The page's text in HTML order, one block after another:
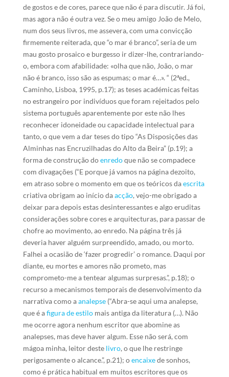
de gostos e de cores, parece que não é para discutir. Já foi,
mas agora não é outra vez. Se o meu amigo João de Melo,
num dos seus livros, me assevera, com uma convicção
firmemente reiterada, que “o mar é branco”, seria de um
mau gosto prosaico e burgesso ir dizer-lhe, contrariando-
o, embora com afabilidade: «olha que não, João, o mar
não é branco, isso são as espumas; o mar é…». “ (2ªed.,
Caminho, Lisboa, 1995, p.17); as teses académicas feitas
no estrangeiro por indivíduos que foram rejeitados pelo
sistema português aparentemente por este não lhes
reconhecer idoneidade ou capacidade intelectual para
tanto, o que vem a dar teses do tipo “As Disposições das
Alminhas nas Encruzilhadas do Alto da Beira” (p.19); a
forma de construção doenredoque não se compadece
com divagações (“E porque já vamos na página dezoito,
em atraso sobre o momento em que os teóricos daescrita
criativa obrigam ao início daacção, vejo-me obrigado a
deixar para depois estas desinteressantes e algo eruditas
considerações sobre cores e arquitecturas, para passar de
chofre ao movimento, ao enredo. Na página três já
deveria haver alguém surpreendido, amado, ou morto.
Falhei a ocasião de ‘fazer progredir’ o romance. Daqui por
diante, eu mortes e amores não prometo, mas
comprometo-me a tentear algumas surpresas.”, p.18); o
recurso a mecanismos temporais de desenvolvimento da
narrativa como aanalepse(“Abra-se aqui uma analepse,
que é afigura de estilomais antiga da literatura (…). Não
me ocorre agora nenhum escritor que abomine as
analepses, mas deve haver algum. Esse não será, com
mágoa minha, leitor deste livro, o que lhe restringe
perigosamente o alcance.”, p.21); oencaixede sonhos,
como é prática habitual em muitos escritores que os